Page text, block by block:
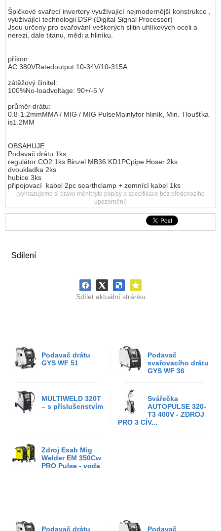
Sdílení
Sdílet aktuální stránku
Podavač drátu
GYS WF 51
Podavač
svařovacího drátu
GYS WF 36
MULTIWELD 320T
– s příslušenstvím
Svářečka
AUTOPULSE 320-
T3 400V - ZDROJ
PRO 3 CÍV...
Zdroj Esab Mig
Welder EM 350Cw
PRO Pulse - voda
Podavač drátu Podavač
Špičkové svařecí invertory využívající nejmodernější konstrukce ,
využívající technologii DSP (Digital Signal Processor)
Jsou určeny pro svařování veškerých slitin uhlíkových oceli a
nerezi, dále titanu, mědi a hliníku.
příkon:
AC 380VRatedoutput:10-34V/10-315A
zátěžový činitel:
100%No-loadvoltage: 90+/-5 V
průměr drátu:
0.8-1.2mmMMA / MIG / MIG PulseMainlyfor hliník, Min. Tloušťka
is1.2MM
OBSAHUJE
Podavač drátu 1ks
regulátor CO2 1ks Binzel MB36 KD1PCpipe Hoser 2ks
dvoukladka 2ks
hubice 3ks
připojovací kabel 2pc searthclamp + zemnící kabel 1ks
(vyhrazujeme si právo měnit tyto popisy a specifikace bez předchozího
upozornění)